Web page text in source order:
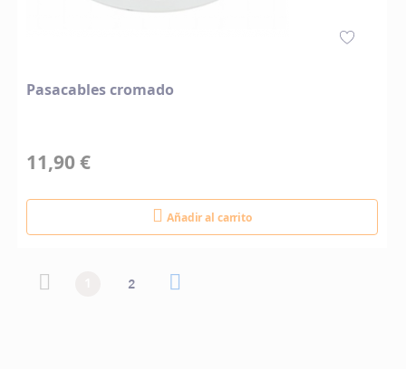
Pasacables cromado
11,90 €
Añadir al carrito
Página Página anterior
Actualmente estás leyendo página
Página
2